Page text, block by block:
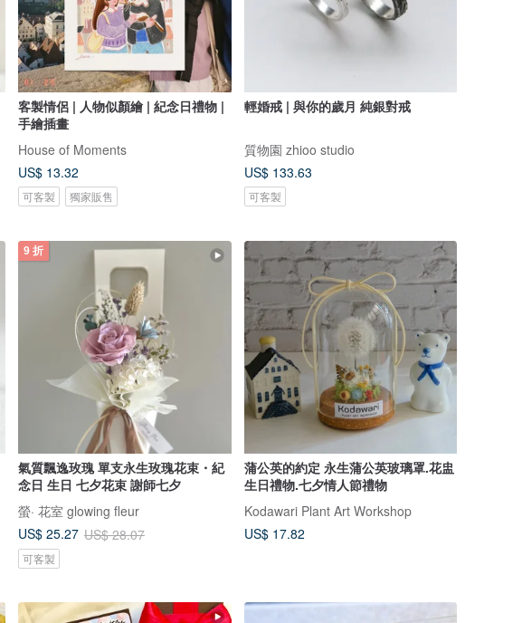
客製情侶 | 人物似顏繪 | 紀念日禮物 |
手繪插畫
House of Moments
US$ 13.32
可客製 獨家販售
輕婚戒 | 與你的歲月 純銀對戒
質物園 zhioo studio
US$ 133.63
可客製
9 折
氣質飄逸玫瑰 單支永生玫瑰花束・紀
念日 生日 七夕花束 謝師七夕
螢· 花室 glowing fleur
US$ 25.27 US$ 28.07
可客製
蒲公英的約定 永生蒲公英玻璃罩.花盅
生日禮物.七夕情人節禮物
Kodawari Plant Art Workshop
US$ 17.82